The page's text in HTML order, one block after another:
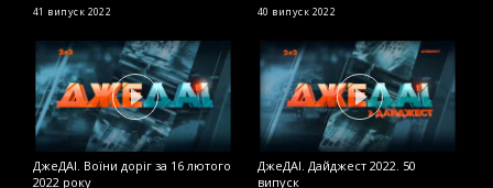
41 випуск 2022 40 випуск 2022
ДжеДАІ. Воїни доріг за 16 лютого
2022 року
ДжеДАІ. Дайджест 2022. 50
випуск